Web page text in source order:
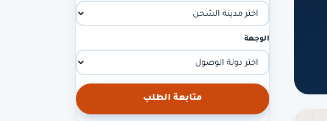
الوجهة
متابعة الطلب